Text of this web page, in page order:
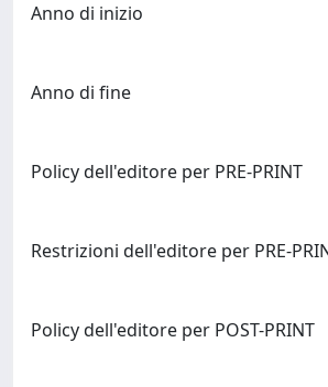
Anno di inizio
Anno di fine
Policy dell'editore per PRE-PRINT
Restrizioni dell'editore per PRE-
Policy dell'editore per POST-PRINT